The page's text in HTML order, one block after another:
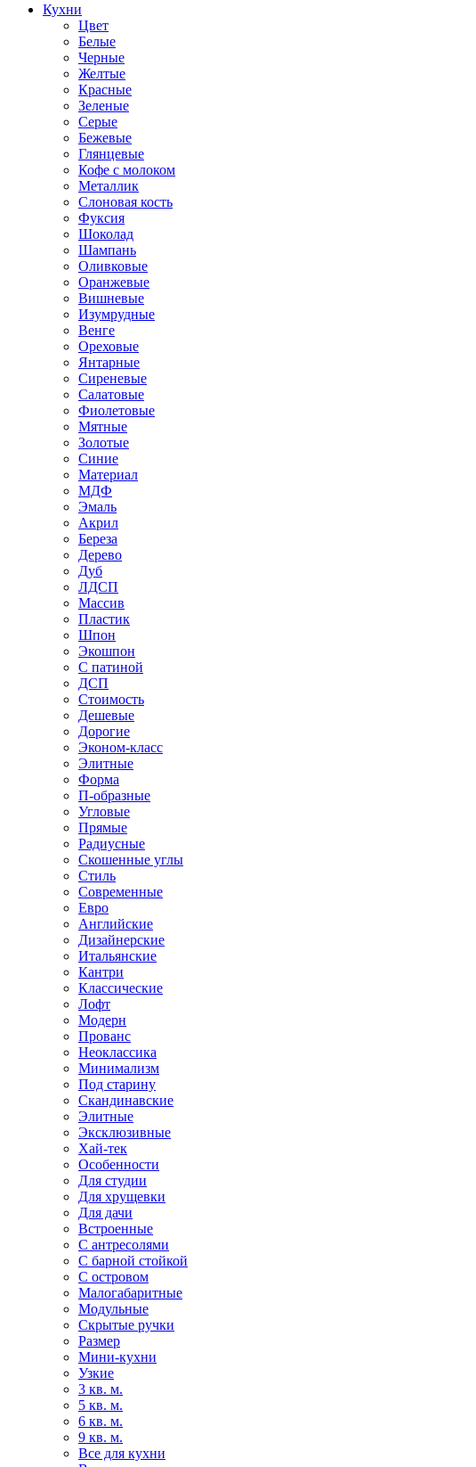
Кухни
Цвет
Белые
Черные
Желтые
Красные
Зеленые
Серые
Бежевые
Глянцевые
Кофе с молоком
Металлик
Слоновая кость
Фуксия
Шоколад
Шампань
Оливковые
Оранжевые
Вишневые
Изумрудные
Венге
Ореховые
Янтарные
Сиреневые
Салатовые
Фиолетовые
Мятные
Золотые
Синие
Материал
МДФ
Эмаль
Акрил
Береза
Дерево
Дуб
ЛДСП
Массив
Пластик
Шпон
Экошпон
С патиной
ДСП
Стоимость
Дешевые
Дорогие
Эконом-класс
Элитные
Форма
П-образные
Угловые
Прямые
Радиусные
Скошенные углы
Стиль
Современные
Евро
Английские
Дизайнерские
Итальянские
Кантри
Классические
Лофт
Модерн
Прованс
Неоклассика
Минимализм
Под старину
Скандинавские
Элитные
Эксклюзивные
Хай-тек
Особенности
Для студии
Для хрущевки
Для дачи
Встроенные
С антресолями
С барной стойкой
С островом
Малогабаритные
Модульные
Скрытые ручки
Размер
Мини-кухни
Узкие
3 кв. м.
5 кв. м.
6 кв. м.
9 кв. м.
Все для кухни